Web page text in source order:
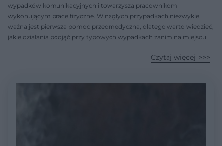
wypadków komunikacyjnych i towarzyszą pracownikom
wykonującym prace fizyczne. W nagłych przypadkach niezwykle
ważna jest pierwsza pomoc przedmedyczna, dlatego warto wiedzieć,
jakie działania podjąć przy typowych wypadkach zanim na miejscu
stan zdrowia poszkodowanego, a nawet uratować cudze życie.
Czytaj więcej